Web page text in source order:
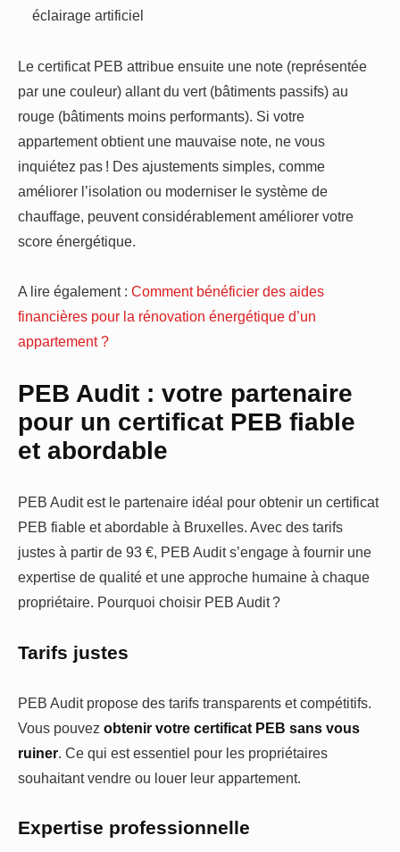
éclairage artificiel
Le certificat PEB attribue ensuite une note (représentée
par une couleur) allant du vert (bâtiments passifs) au
rouge (bâtiments moins performants). Si votre
appartement obtient une mauvaise note, ne vous
inquiétez pas ! Des ajustements simples, comme
améliorer l’isolation ou moderniser le système de
chauffage, peuvent considérablement améliorer votre
score énergétique.
A lire également : Comment bénéficier des aides
financières pour la rénovation énergétique d’un
appartement ?
PEB Audit : votre partenaire
pour un certificat PEB fiable
et abordable
PEB Audit est le partenaire idéal pour obtenir un certificat
PEB fiable et abordable à Bruxelles. Avec des tarifs
justes à partir de 93 €, PEB Audit s’engage à fournir une
expertise de qualité et une approche humaine à chaque
propriétaire. Pourquoi choisir PEB Audit ?
Tarifs justes
PEB Audit propose des tarifs transparents et compétitifs.
Vous pouvez obtenir votre certificat PEB sans vous
ruiner. Ce qui est essentiel pour les propriétaires
souhaitant vendre ou louer leur appartement.
Expertise professionnelle